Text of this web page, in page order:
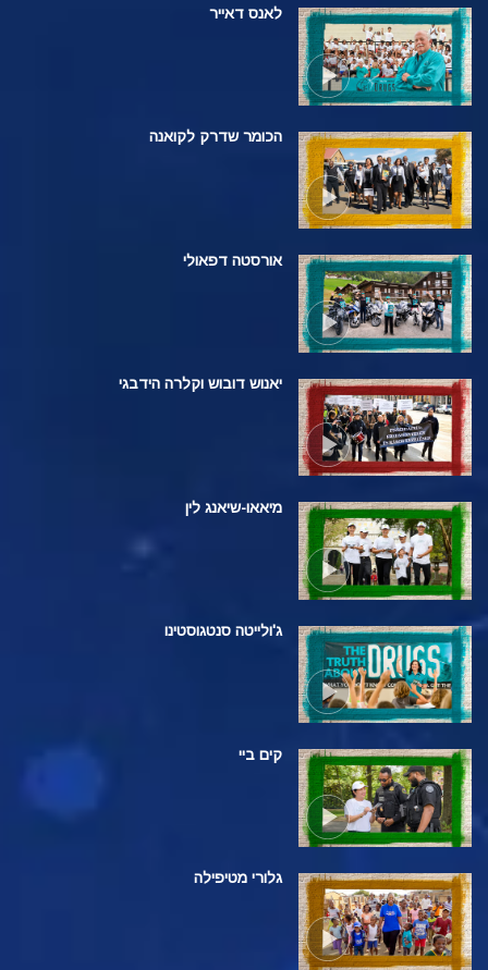
לאנס דאייר
הכומר שדרק לקואנה
אורסטה דפאולי
יאנוש דובוש וקלרה הידבגי
מיאאו-שיאנג לין
ג'ולייטה סנטגוסטינו
קים ביי
גלורי מטיפילה